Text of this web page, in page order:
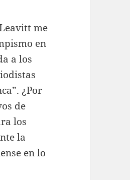
me
en
a los
¿Por
de
los
la
en lo